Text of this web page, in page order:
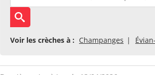
Voir les crèches à : Champanges